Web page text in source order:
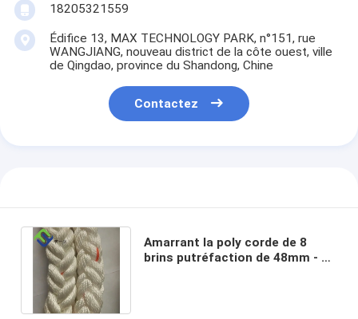
18205321559
Édifice 13, MAX TECHNOLOGY PARK, n°151, rue
WANGJIANG, nouveau district de la côte ouest, ville
de Qingdao, province du Shandong, Chine
Contactez
Amarrant la poly corde de 8
brins putréfaction de 48mm - de